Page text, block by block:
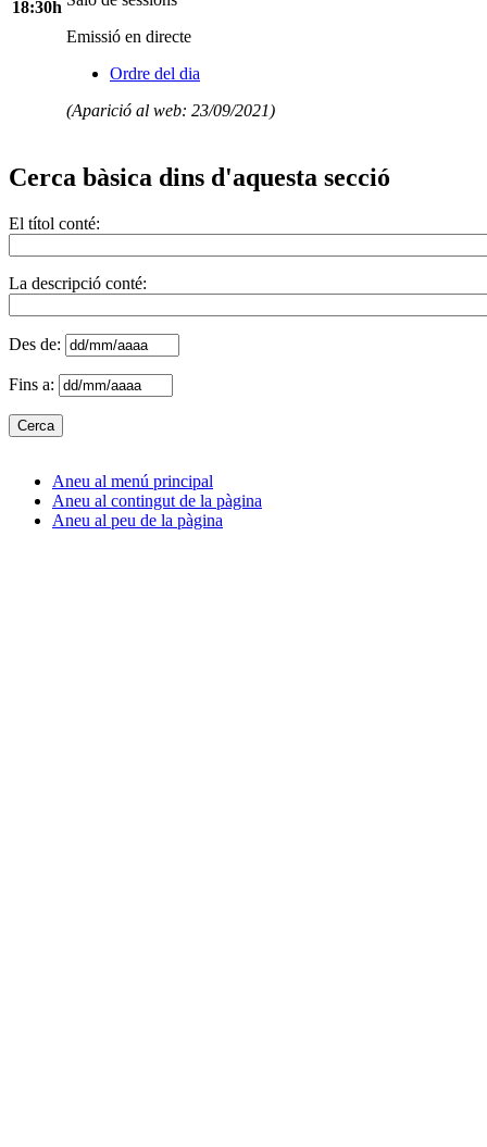
18:30h
Emissió en directe
Ordre del dia
(Aparició al web: 23/09/2021)
Cerca bàsica dins d'aquesta secció
El títol conté:
La descripció conté:
Des de:
Fins a:
Aneu al menú principal
Aneu al contingut de la pàgina
Aneu al peu de la pàgina